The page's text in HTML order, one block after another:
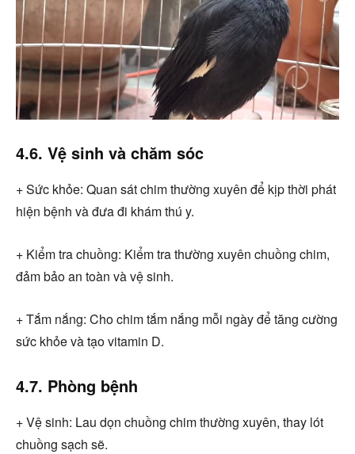
4.6. Vệ sinh và chăm sóc
+ Sức khỏe: Quan sát chim thường xuyên để kịp thời phát
hiện bệnh và đưa đi khám thú y.
+ Kiểm tra chuồng: Kiểm tra thường xuyên chuồng chim,
đảm bảo an toàn và vệ sinh.
+ Tắm nắng: Cho chim tắm nắng mỗi ngày để tăng cường
sức khỏe và tạo vitamin D.
4.7. Phòng bệnh
+ Vệ sinh: Lau dọn chuồng chim thường xuyên, thay lót
chuồng sạch sẽ.